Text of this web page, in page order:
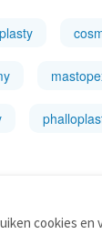
cookies en